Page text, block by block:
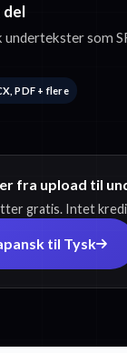
del
undertekster som
PDF + flere
fra upload til
gratis. Intet
til Tysk